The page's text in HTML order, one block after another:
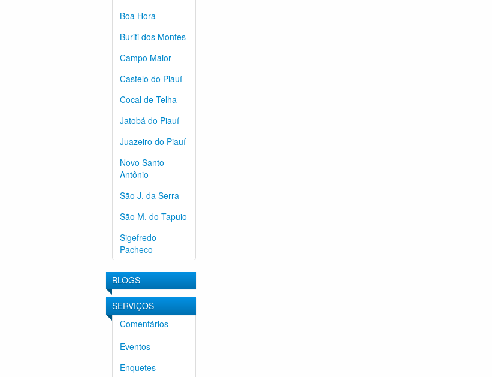
Boa Hora
Buriti dos Montes
Campo Maior
Castelo do Piauí
Cocal de Telha
Jatobá do Piauí
Juazeiro do Piauí
Novo Santo
Antônio
São J. da Serra
São M. do Tapuio
Sigefredo
Pacheco
BLOGS
SERVIÇOS
Comentários
Eventos
Enquetes